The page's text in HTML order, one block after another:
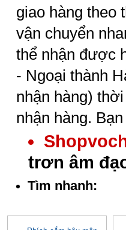
giao hàng theo
vận chuyển
thể nhận được
- Ngoại thành
nhận hàng)
nhận hàng.
trơn âm
Tìm nhanh: